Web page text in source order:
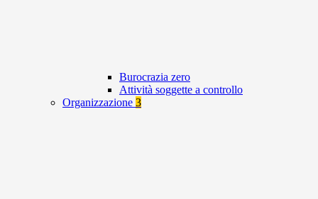
Burocrazia zero
Attività soggette a controllo
Organizzazione 3